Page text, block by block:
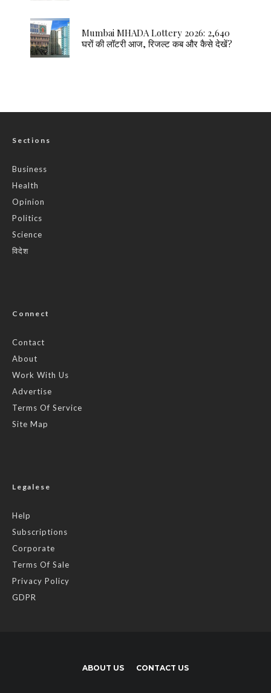
Mumbai MHADA Lottery 2026: 2,640
घरों की लॉटरी आज, रिजल्ट कब और कैसे देखें?
Sections
Business
Health
Opinion
Politics
Science
विदेश
Connect
Contact
About
Work With Us
Advertise
Terms Of Service
Site Map
Legalese
Help
Subscriptions
Corporate
Terms Of Sale
Privacy Policy
GDPR
ABOUT US CONTACT US